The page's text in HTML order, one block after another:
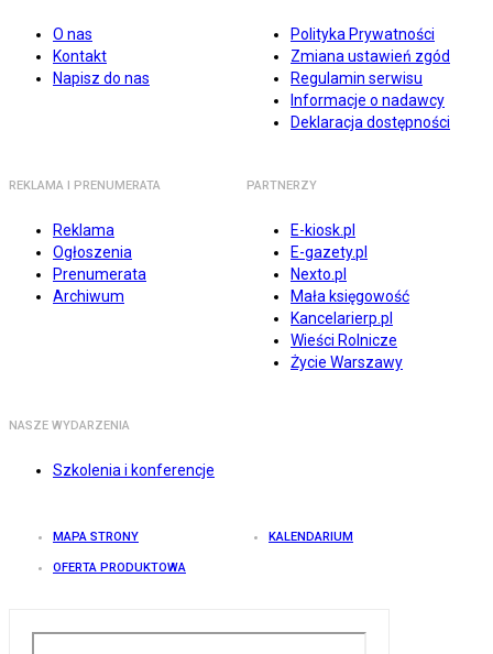
O nas
Kontakt
Napisz do nas
Polityka Prywatności
Zmiana ustawień zgód
Regulamin serwisu
Informacje o nadawcy
Deklaracja dostępności
REKLAMA I PRENUMERATA
Reklama
Ogłoszenia
Prenumerata
Archiwum
PARTNERZY
E-kiosk.pl
E-gazety.pl
Nexto.pl
Mała księgowość
Kancelarierp.pl
Wieści Rolnicze
Życie Warszawy
NASZE WYDARZENIA
Szkolenia i konferencje
MAPA STRONY KALENDARIUM
OFERTA PRODUKTOWA